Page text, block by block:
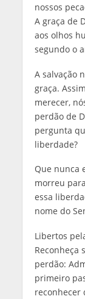
nossos
A graça de
aos olhos
segundo o
A salvação
graça.
merecer,
perdão de
pergunta
liberdade?
Que nunca
morreu
essa
nome do
Libertos
Reconheça
perdão:
primeiro
reconhecer